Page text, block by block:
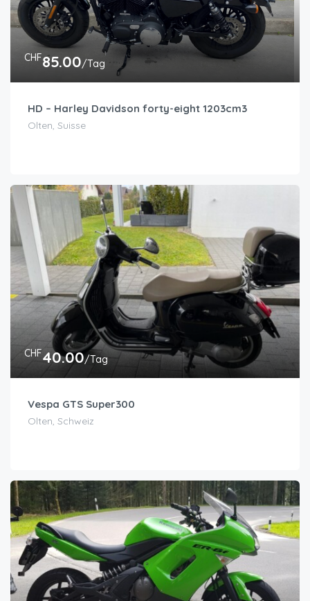
CHF85.00/Tag
HD – Harley Davidson forty-eight 1203cm3
Olten, Suisse
CHF40.00/Tag
Vespa GTS Super300
Olten, Schweiz